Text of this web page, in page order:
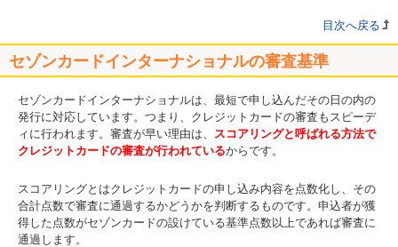
目次へ戻る
セゾンカードインターナショナルの審査基準
セゾンカードインターナショナルは、最短で申し込んだその日の内の
発行に対応しています。つまり、クレジットカードの審査もスピーデ
ィに行われます。審査が早い理由は、
スコアリングと呼ばれる方法で
クレジットカードの審査が行われているからです。
スコアリングとはクレジットカードの申し込み内容を点数化し、その
合計点数で審査に通過するかどうかを判断するものです。申込者が獲
得した点数がセゾンカードの設けている基準点数以上であれば審査に
通過します。